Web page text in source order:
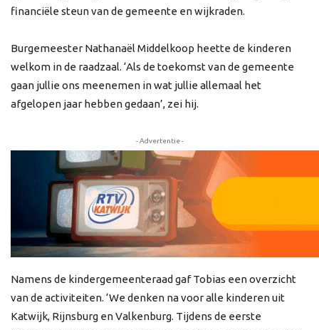
financiële steun van de gemeente en wijkraden.
Burgemeester Nathanaël Middelkoop heette de kinderen
welkom in de raadzaal. ‘Als de toekomst van de gemeente
gaan jullie ons meenemen in wat jullie allemaal het
afgelopen jaar hebben gedaan’, zei hij.
- Advertentie -
Namens de kindergemeenteraad gaf Tobias een overzicht
van de activiteiten. ‘We denken na voor alle kinderen uit
Katwijk, Rijnsburg en Valkenburg. Tijdens de eerste